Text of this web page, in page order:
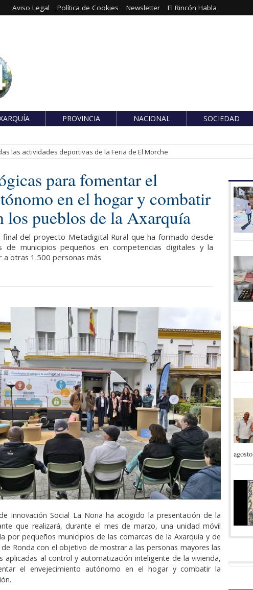
Aviso Legal Política de Cookies Newsletter El Rincón Habla
PROVINCIA NACIONAL SOCIEDAD
las actividades deportivas de la Feria de El Morche
para fomentar el
en el hogar y combatir
los pueblos de la Axarquía
del proyecto Metadigital Rural que ha formado desde
municipios pequeños en competencias digitales y la
otras 1.500 personas más
Innovación Social La Noria ha acogido la presentación de la
que realizará, durante el mes de marzo, una unidad móvil
por pequeños municipios de las comarcas de la Axarquía y de
de Ronda con el objetivo de mostrar a las personas mayores las
aplicadas al control y automatización inteligente de la vivienda,
el envejecimiento autónomo en el hogar y combatir la
agosto